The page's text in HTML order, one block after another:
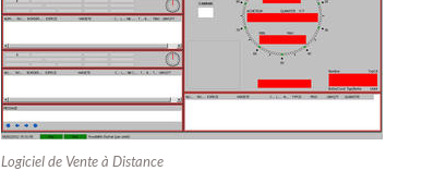
Logiciel de Vente à Distance